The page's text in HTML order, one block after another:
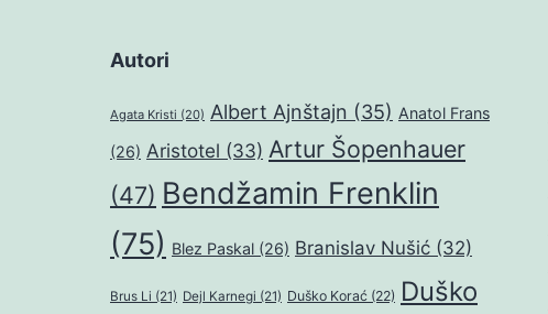
Autori
Agata Kristi (20) Albert Ajnštajn (35) Anatol Frans
(26) Aristotel (33) Artur Šopenhauer
(47) Bendžamin Frenklin
(75) Blez Paskal (26) Branislav Nušić (32)
Brus Li (21) Dejl Karnegi (21) Duško Korać (22) Duško